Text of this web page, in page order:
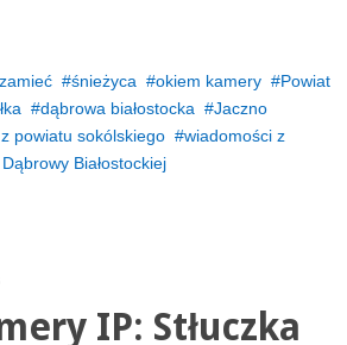
śnieżyca okiem kamery
Powiat
dąbrowa białostocka
Jaczno
powiatu sokólskiego
wiadomości z
Białostockiej
IP: Stłuczka